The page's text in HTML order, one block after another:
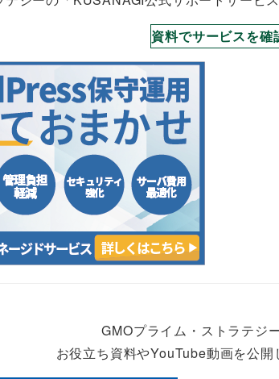
資料でサービスを確
GMOプライム・ストラテジ
お役立ち資料やYouTube動画を公